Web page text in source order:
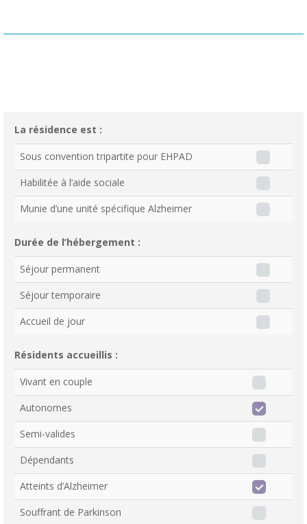
La résidence est :
Sous convention tripartite pour EHPAD
Habilitée à l’aide sociale
Munie d’une unité spécifique Alzheimer
Durée de l’hébergement :
Séjour permanent
Séjour temporaire
Accueil de jour
Résidents accueillis :
Vivant en couple
Autonomes
Semi-valides
Dépendants
Atteints d’Alzheimer
Souffrant de Parkinson